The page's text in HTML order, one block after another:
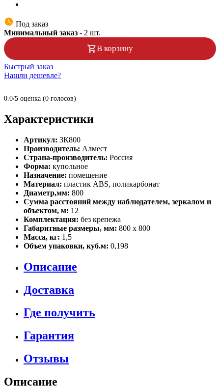
Под заказ
Минимальный заказ - 2 шт.
В корзину
Быстрый заказ
Нашли дешевле?
0.0/5 оценка (0 голосов)
Характеристики
Артикул: ЗК800
Производитель: Алмест
Страна-производитель: Россия
Форма: купольное
Назначение: помещение
Материал: пластик ABS, поликарбонат
Диаметр,мм: 800
Сумма расстояний между наблюдателем, зеркалом и
объектом, м: 12
Комплектация: без крепежа
Габаритные размеры, мм: 800 х 800
Масса, кг: 1,5
Объем упаковки, куб.м: 0,198
Описание
Доставка
Где получить
Гарантия
Отзывы
Описание